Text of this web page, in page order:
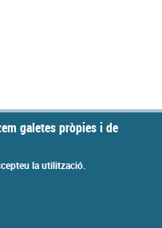
galetes pròpies i de
la utilització.